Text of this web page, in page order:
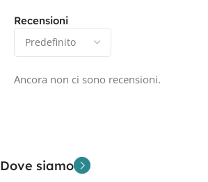
Recensioni
Ancora non ci sono recensioni.
Dove siamo